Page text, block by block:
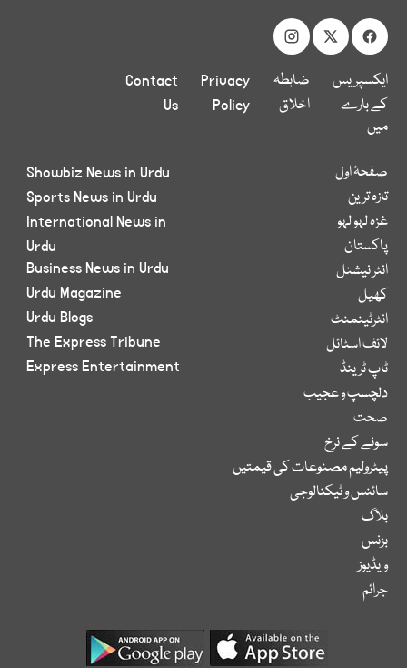
ایکسپریس
کے بارے
میں
ضابطہ
اخلاق
Privacy
Policy
Contact
Us
صفحۂ اول
تازہ ترین
غزہ لہو لہو
پاکستان
انٹر نیشنل
کھیل
انٹرٹینمنٹ
لائف اسٹائل
ٹاپ ٹرینڈ
دلچسپ و عجیب
صحت
سونے کے نرخ
پیٹرولیم مصنوعات کی قیمتیں
سائنس و ٹیکنالوجی
بلاگ
بزنس
ویڈیوز
جرائم
Showbiz News in Urdu
Sports News in Urdu
International News in
Urdu
Business News in Urdu
Urdu Magazine
Urdu Blogs
The Express Tribune
Express Entertainment